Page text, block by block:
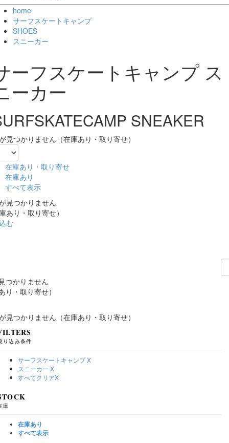
home
サーフスケートキャンプ
SHOES
スニーカー
ーフスケートキャンプ ス
ーカー
SNEAKER
見つかりません（在庫あり・取り寄せ）
在庫あり・取り寄せ
在庫あり
すべて表示
見つかりません
あり・取り寄せ）
む
つかりません
り・取り寄せ）
見つかりません（在庫あり・取り寄せ）
り込み条件
サーフスケートキャンプX
スニーカー X
すべてクリアX
庫
在庫あり
すべて表示